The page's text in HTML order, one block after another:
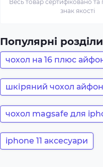
Весь товар сертифіковано та
знак якості
Популярні розділи
чохол на 16 плюс
шкіряний чохол айфон
чохол magsafe для
iphone 11 аксесуари